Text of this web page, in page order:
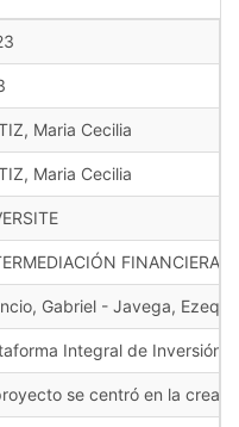
Maria Cecilia
Maria Cecilia
FINANCIERA -
Gabriel - Javega,
Integral de Inversión
se centró en la